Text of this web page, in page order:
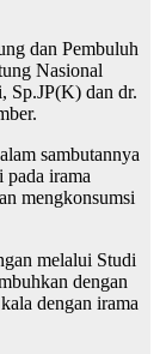
dan Pembuluh
Nasional
Sp.JP(K) dan dr.
sambutannya
pada irama
mengkonsumsi
melalui Studi
dengan
dengan irama